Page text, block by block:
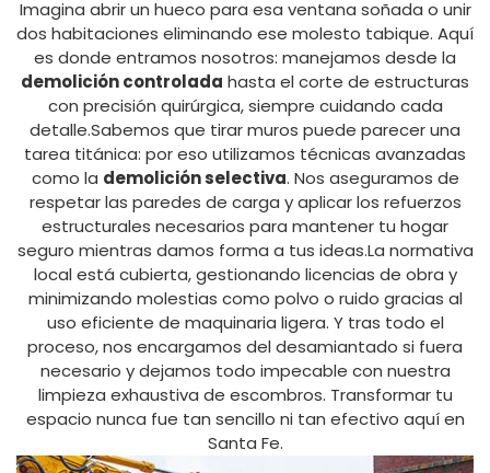
Imagina abrir un hueco para esa ventana soñada o unir
dos habitaciones eliminando ese molesto tabique. Aquí
es donde entramos nosotros: manejamos desde la
demolición controlada hasta el corte de estructuras
con precisión quirúrgica, siempre cuidando cada
detalle.Sabemos que tirar muros puede parecer una
tarea titánica: por eso utilizamos técnicas avanzadas
como la demolición selectiva. Nos aseguramos de
respetar las paredes de carga y aplicar los refuerzos
estructurales necesarios para mantener tu hogar
seguro mientras damos forma a tus ideas.La normativa
local está cubierta, gestionando licencias de obra y
minimizando molestias como polvo o ruido gracias al
uso eficiente de maquinaria ligera. Y tras todo el
proceso, nos encargamos del desamiantado si fuera
necesario y dejamos todo impecable con nuestra
limpieza exhaustiva de escombros. Transformar tu
espacio nunca fue tan sencillo ni tan efectivo aquí en
Santa Fe.